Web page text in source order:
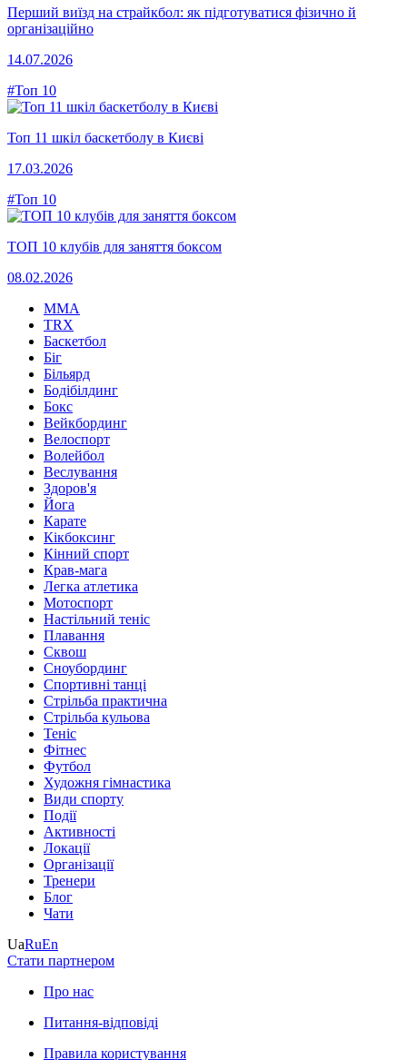
Перший виїзд на страйкбол: як підготуватися фізично й
організаційно
14.07.2026
#Топ 10
Топ 11 шкіл баскетболу в Києві
17.03.2026
#Топ 10
ТОП 10 клубів для заняття боксом
08.02.2026
MMA
TRX
Баскетбол
Біг
Більярд
Бодібілдинг
Бокс
Вейкбординг
Велоспорт
Волейбол
Веслування
Здоров'я
Йога
Карате
Кікбоксинг
Кінний спорт
Крав-мага
Легка атлетика
Мотоспорт
Настільний теніс
Плавання
Сквош
Сноубординг
Спортивні танці
Стрільба практична
Стрільба кульова
Теніс
Фітнес
Футбол
Художня гімнастика
Види спорту
Події
Активності
Локації
Організації
Тренери
Блог
Чати
UaRuEn
Стати партнером
Про нас
Питання-відповіді
Правила користування